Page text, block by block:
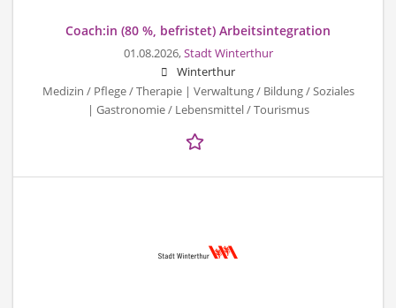
Coach:in (80 %, befristet) Arbeitsintegration
01.08.2026,Stadt Winterthur
Winterthur
Medizin / Pflege / Therapie | Verwaltung / Bildung / Soziales
| Gastronomie / Lebensmittel / Tourismus